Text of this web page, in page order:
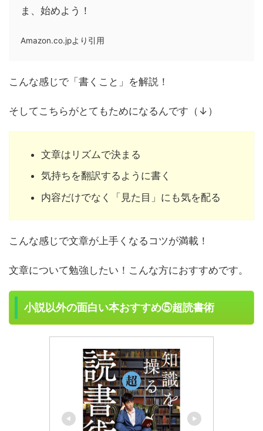
ま、始めよう！
Amazon.co.jpより引用
こんな感じで「書くこと」を解説！
そしてこちらがとてもためになるんです（↓）
文章はリズムで決まる
気持ちを翻訳するように書く
内容だけでなく「見た目」にも気を配る
こんな感じで文章が上手くなるコツが満載！
文章について勉強したい！こんな方におすすめです。
小説以外の面白い本おすすめ⑤超読書術